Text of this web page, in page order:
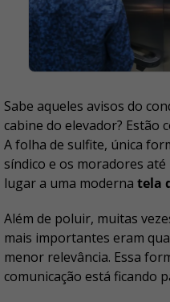
Sabe aqueles avisos do
cabine do elevador? Estão
A folha de sulfite, única
síndico e os moradores
lugar a uma moderna tela
Além de poluir, muitas
mais importantes eram
menor relevância. Essa
comunicação está ficando